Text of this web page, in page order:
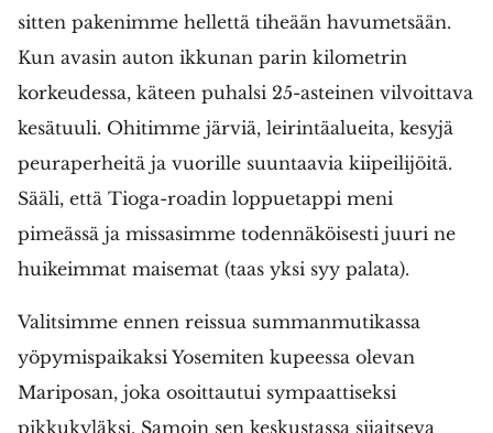
sitten pakenimme hellettä tiheään havumetsään.
Kun avasin auton ikkunan parin kilometrin
korkeudessa, käteen puhalsi 25-asteinen vilvoittava
kesätuuli. Ohitimme järviä, leirintäalueita, kesyjä
peuraperheitä ja vuorille suuntaavia kiipeilijöitä.
Sääli, että Tioga-roadin loppuetappi meni
pimeässä ja missasimme todennäköisesti juuri ne
huikeimmat maisemat (taas yksi syy palata).
Valitsimme ennen reissua summanmutikassa
yöpymispaikaksi Yosemiten kupeessa olevan
Mariposan, joka osoittautui sympaattiseksi
pikkukyläksi. Samoin sen keskustassa sijaitseva